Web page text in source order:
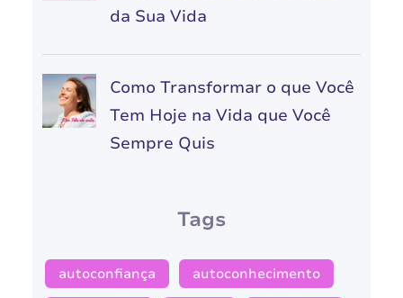
da Sua Vida
Como Transformar o que Você
Tem Hoje na Vida que Você
Sempre Quis
Tags
autoconfiança autoconhecimento